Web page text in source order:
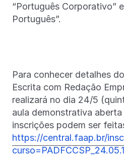
“Português Corporativo”
Português”.
Para conhecer detalhes
Escrita com Redação
realizará no dia 24/5
aula demonstrativa
inscrições podem ser
https://central.faap.br/